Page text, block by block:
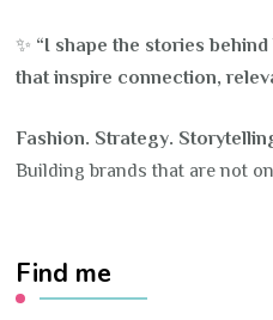
✨ “I shape the stories
that inspire connection,
Fashion. Strategy.
Building brands that are not
Find me